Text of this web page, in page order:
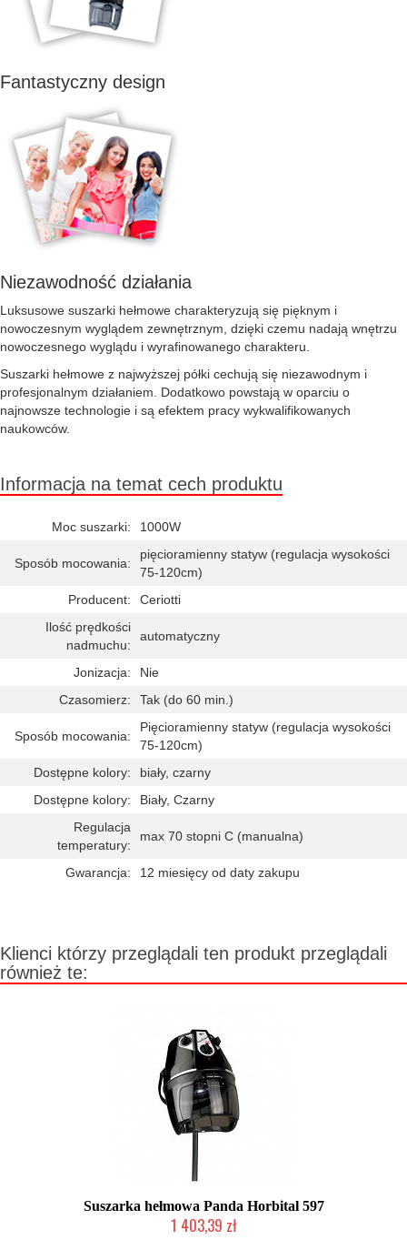
Fantastyczny design
Niezawodność działania
Luksusowe suszarki hełmowe charakteryzują się pięknym i
nowoczesnym wyglądem zewnętrznym, dzięki czemu nadają wnętrzu
nowoczesnego wyglądu i wyrafinowanego charakteru.
Suszarki hełmowe z najwyższej półki cechują się niezawodnym i
profesjonalnym działaniem. Dodatkowo powstają w oparciu o
najnowsze technologie i są efektem pracy wykwalifikowanych
naukowców.
Informacja na temat cech produktu
Moc suszarki: 1000W
Sposób mocowania:
pięcioramienny statyw (regulacja wysokości
75-120cm)
Producent:
Ceriotti
Ilość prędkości
nadmuchu:
automatyczny
Jonizacja:
Nie
Czasomierz:
Tak (do 60 min.)
Sposób mocowania:
Pięcioramienny statyw (regulacja wysokości
75-120cm)
Dostępne kolory:
biały, czarny
Dostępne kolory:
Biały, Czarny
Regulacja
temperatury:
max 70 stopni C (manualna)
Gwarancja: 12 miesięcy od daty zakupu
Klienci którzy przeglądali ten produkt przeglądali
również te:
Suszarka hełmowa Panda Horbital 597
1 403,39 zł